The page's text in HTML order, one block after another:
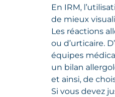
En IRM,
de mieux
Les réactions
ou d’urticaire.
équipes
un bilan
et ainsi, de
Si vous devez